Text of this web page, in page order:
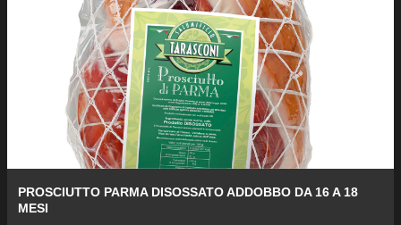
PROSCIUTTO PARMA DISOSSATO ADDOBBO DA 16 A 18
MESI